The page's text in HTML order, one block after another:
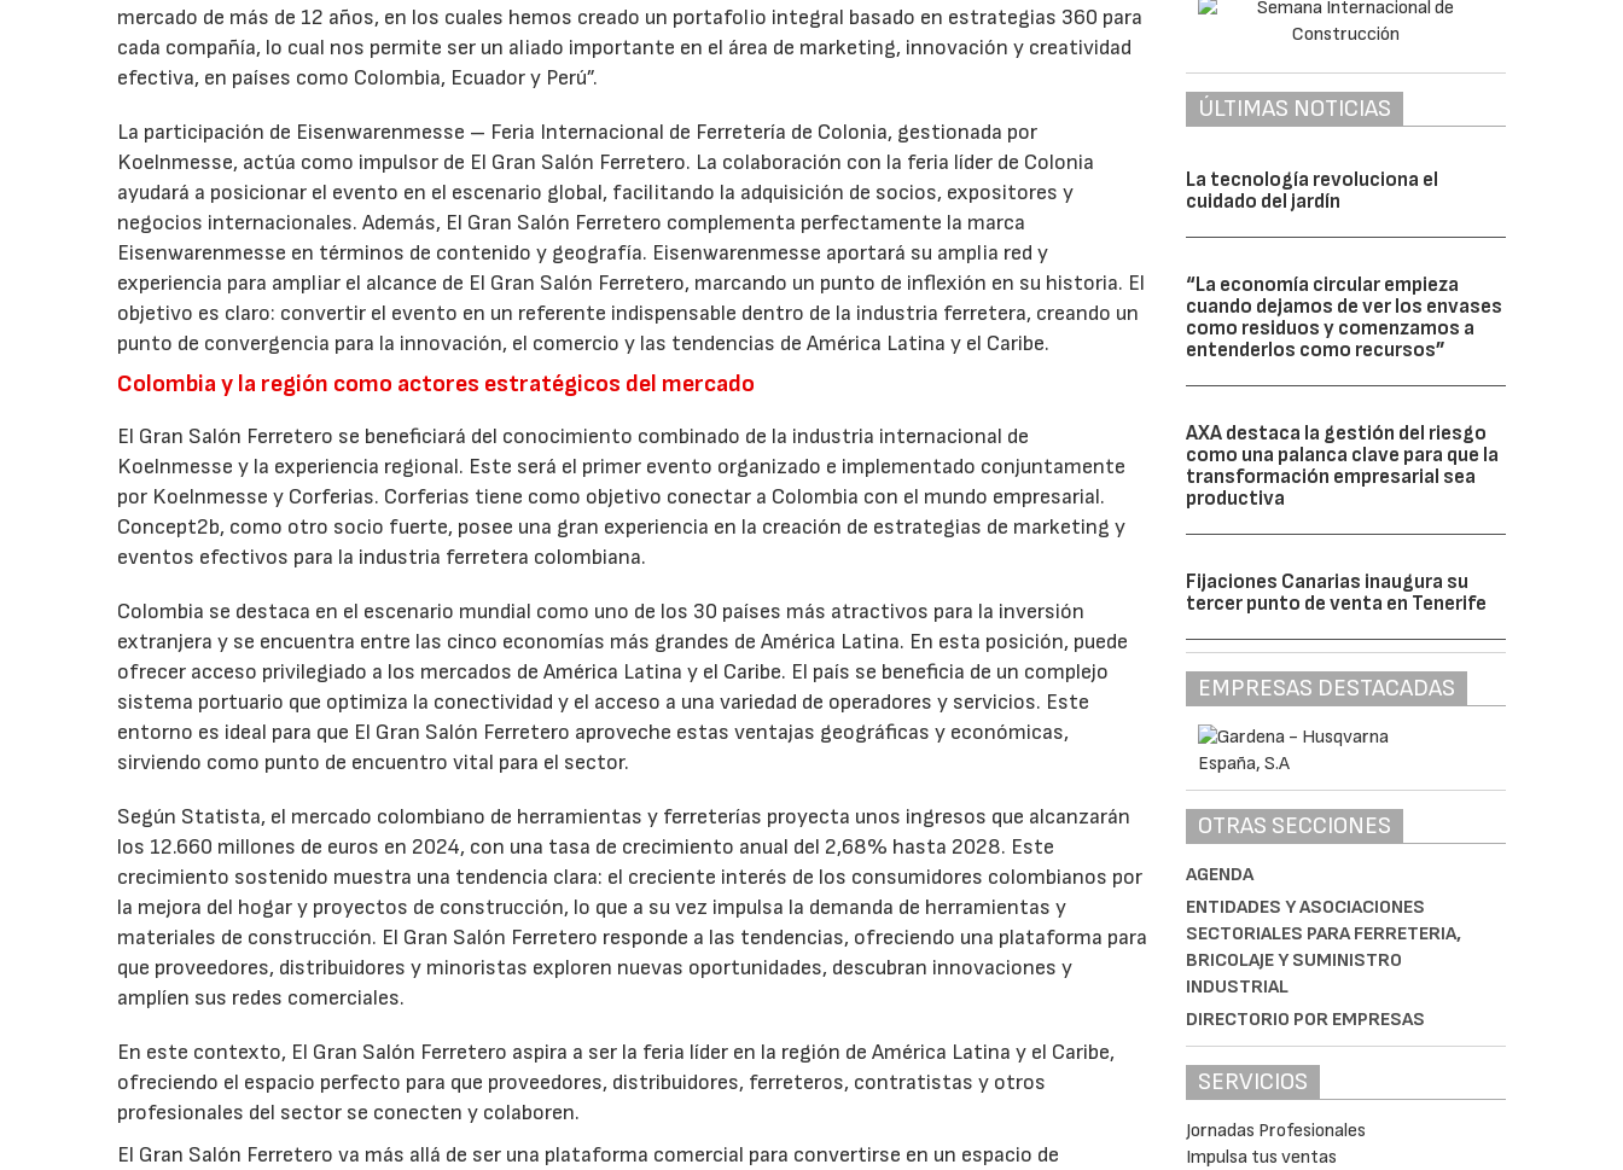
mercado de más de 12 años, en los cuales hemos creado un portafolio integral basado en estrategias 360 para
cada compañía, lo cual nos permite ser un aliado importante en el área de marketing, innovación y creatividad
efectiva, en países como Colombia, Ecuador y Perú”.
La participación de Eisenwarenmesse – Feria Internacional de Ferretería de Colonia, gestionada por
Koelnmesse, actúa como impulsor de El Gran Salón Ferretero. La colaboración con la feria líder de Colonia
ayudará a posicionar el evento en el escenario global, facilitando la adquisición de socios, expositores y
negocios internacionales. Además, El Gran Salón Ferretero complementa perfectamente la marca
Eisenwarenmesse en términos de contenido y geografía. Eisenwarenmesse aportará su amplia red y
experiencia para ampliar el alcance de El Gran Salón Ferretero, marcando un punto de inflexión en su historia. El
objetivo es claro: convertir el evento en un referente indispensable dentro de la industria ferretera, creando un
punto de convergencia para la innovación, el comercio y las tendencias de América Latina y el Caribe.
Colombia y la región como actores estratégicos del mercado
El Gran Salón Ferretero se beneficiará del conocimiento combinado de la industria internacional de
Koelnmesse y la experiencia regional. Este será el primer evento organizado e implementado conjuntamente
por Koelnmesse y Corferias. Corferias tiene como objetivo conectar a Colombia con el mundo empresarial.
Concept2b, como otro socio fuerte, posee una gran experiencia en la creación de estrategias de marketing y
eventos efectivos para la industria ferretera colombiana.
Colombia se destaca en el escenario mundial como uno de los 30 países más atractivos para la inversión
extranjera y se encuentra entre las cinco economías más grandes de América Latina. En esta posición, puede
ofrecer acceso privilegiado a los mercados de América Latina y el Caribe. El país se beneficia de un complejo
sistema portuario que optimiza la conectividad y el acceso a una variedad de operadores y servicios. Este
entorno es ideal para que El Gran Salón Ferretero aproveche estas ventajas geográficas y económicas,
sirviendo como punto de encuentro vital para el sector.
Según Statista, el mercado colombiano de herramientas y ferreterías proyecta unos ingresos que alcanzarán
los 12.660 millones de euros en 2024, con una tasa de crecimiento anual del 2,68% hasta 2028. Este
crecimiento sostenido muestra una tendencia clara: el creciente interés de los consumidores colombianos por
la mejora del hogar y proyectos de construcción, lo que a su vez impulsa la demanda de herramientas y
materiales de construcción. El Gran Salón Ferretero responde a las tendencias, ofreciendo una plataforma para
que proveedores, distribuidores y minoristas exploren nuevas oportunidades, descubran innovaciones y
amplíen sus redes comerciales.
En este contexto, El Gran Salón Ferretero aspira a ser la feria líder en la región de América Latina y el Caribe,
ofreciendo el espacio perfecto para que proveedores, distribuidores, ferreteros, contratistas y otros
profesionales del sector se conecten y colaboren.
El Gran Salón Ferretero va más allá de ser una plataforma comercial para convertirse en un espacio de
ÚLTIMAS NOTICIAS
La tecnología revoluciona el
cuidado del jardín
“La economía circular empieza
cuando dejamos de ver los envases
como residuos y comenzamos a
entenderlos como recursos”
AXA destaca la gestión del riesgo
como una palanca clave para que la
transformación empresarial sea
productiva
Fijaciones Canarias inaugura su
tercer punto de venta en Tenerife
EMPRESAS DESTACADAS
OTRAS SECCIONES
AGENDA
ENTIDADES Y ASOCIACIONES
SECTORIALES PARA FERRETERIA,
BRICOLAJE Y SUMINISTRO
INDUSTRIAL
DIRECTORIO POR EMPRESAS
SERVICIOS
Jornadas Profesionales
Impulsa tus ventas